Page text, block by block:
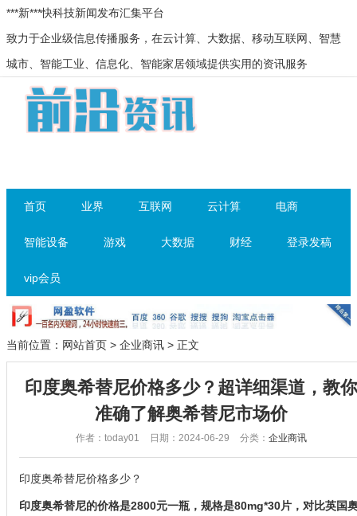
***新***快科技新闻发布汇集平台
致力于企业级信息传播服务，在云计算、大数据、移动互联网、智慧
城市、智能工业、信息化、智能家居领域提供实用的资讯服务
首页 业界 互联网 云计算 电商
智能设备 游戏 大数据 财经 登录发稿
vip会员
当前位置： 网站首页 > 企业商讯 > 正文
印度奥希替尼价格多少？超详细渠道，教你
准确了解奥希替尼市场价
作者：today01 日期：2024-06-29 分类： 企业商讯
印度奥希替尼价格多少？
印度奥希替尼的价格是2800元一瓶，规格是80mg*30片，对比英国